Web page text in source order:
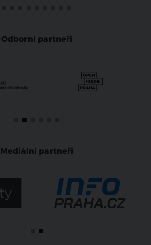
Odborní partneři
Mediální partneři